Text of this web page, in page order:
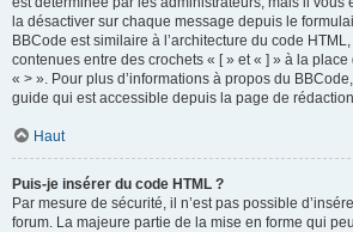
la désactiver sur chaque message depuis le
BBCode est similaire à l’architecture du code
contenues entre des crochets « [ » et « ] » à la
« > ». Pour plus d’informations à propos du
guide qui est accessible depuis la page de
Haut
Puis-je insérer du code HTML ?
Par mesure de sécurité, il n’est pas possible
forum. La majeure partie de la mise en forme qui